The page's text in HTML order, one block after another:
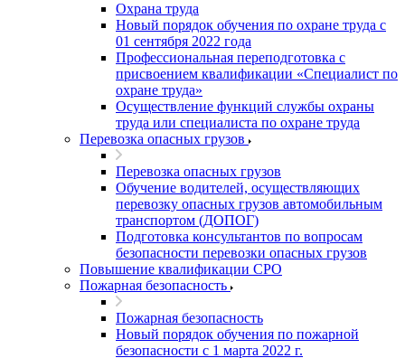
Охрана труда
Новый порядок обучения по охране труда с
01 сентября 2022 года
Профессиональная переподготовка с
присвоением квалификации «Специалист по
охране труда»
Осуществление функций службы охраны
труда или специалиста по охране труда
Перевозка опасных грузов
Перевозка опасных грузов
Обучение водителей, осуществляющих
перевозку опасных грузов автомобильным
транспортом (ДОПОГ)
Подготовка консультантов по вопросам
безопасности перевозки опасных грузов
Повышение квалификации СРО
Пожарная безопасность
Пожарная безопасность
Новый порядок обучения по пожарной
безопасности с 1 марта 2022 г.